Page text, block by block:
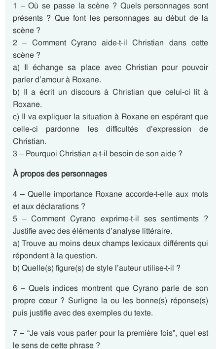
1 – Où se passe la scène ? Quels personnages sont
présents ? Que font les personnages au début de la
scène ?
2 – Comment Cyrano aide-t-il Christian dans cette
scène ?
a) Il échange sa place avec Christian pour pouvoir
parler d’amour à Roxane.
b) Il a écrit un discours à Christian que celui-ci lit à
Roxane.
c) Il va expliquer la situation à Roxane en espérant que
celle-ci pardonne les difficultés d’expression de
Christian.
3 – Pourquoi Christian a-t-il besoin de son aide ?
À propos des personnages
4 – Quelle importance Roxane accorde-t-elle aux mots
et aux déclarations ?
5 – Comment Cyrano exprime-t-il ses sentiments ?
Justifie avec des éléments d’analyse littéraire.
a) Trouve au moins deux champs lexicaux différents qui
répondent à la question.
b) Quelle(s) figure(s) de style l’auteur utilise-t-il ?
6 – Quels indices montrent que Cyrano parle de son
propre cœur ? Surligne la ou les bonne(s) réponse(s)
puis justifie avec des exemples du texte.
7 – “Je vais vous parler pour la première fois”, quel est
le sens de cette phrase ?